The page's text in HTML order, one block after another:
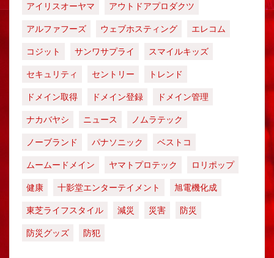
アイリスオーヤマ
アウトドアプロダクツ
アルファフーズ
ウェブホスティング
エレコム
コジット
サンワサプライ
スマイルキッズ
セキュリティ
セントリー
トレンド
ドメイン取得
ドメイン登録
ドメイン管理
ナカバヤシ
ニュース
ノムラテック
ノーブランド
パナソニック
ベストコ
ムームードメイン
ヤマトプロテック
ロリポップ
健康
十影堂エンターテイメント
旭電機化成
東芝ライフスタイル
減災 災害
防災
防災グッズ
防犯